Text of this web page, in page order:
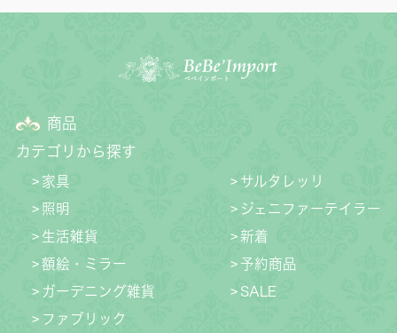
商品
カテゴリから探す
家具
照明
生活雑貨
額絵・ミラー
ガーデニング雑貨
ファブリック
サルタレッリ
ジェニファーテイラー
新着
予約商品
SALE